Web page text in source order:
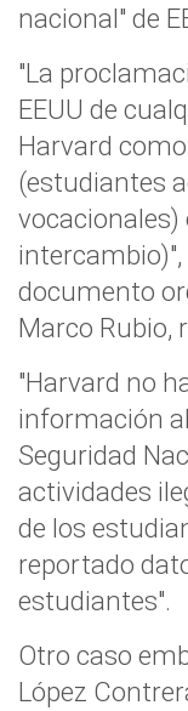
nacional" de
"La
EEUU de
Harvard
(estudiantes
vocacionales)
documento
Marco Rubio,
"Harvard no
información
Seguridad
actividades
de los
reportado
estudiantes".
Otro caso
López